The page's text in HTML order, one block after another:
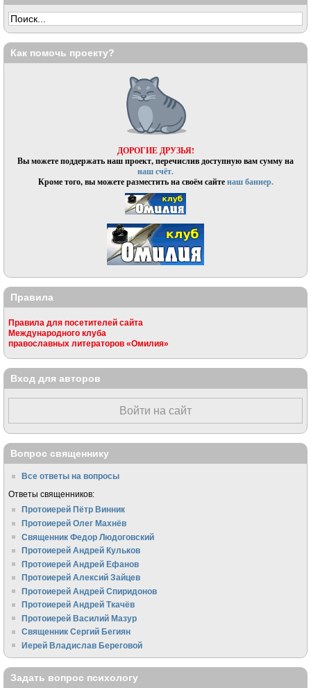
Как помочь проекту?
ДОРОГИЕ ДРУЗЬЯ!
Вы можете поддержать наш проект, перечислив доступную вам сумму на
наш счёт.
Кроме того, вы можете разместить на своём сайтенаш баннер.
Правила
Правила для посетителей сайта
Международного клуба
православных литераторов «Омилия»
Вход для авторов
Войти на сайт
Вопрос священнику
Все ответы на вопросы
Ответы священников:
Протоиерей Пётр Винник
Протоиерей Олег Махнёв
Священник Федор Людоговский
Протоиерей Андрей Кульков
Протоиерей Андрей Ефанов
Протоиерей Алексий Зайцев
Протоиерей Андрей Спиридонов
Протоиерей Андрей Ткачёв
Протоиерей Василий Мазур
Священник Сергий Бегиян
Иерей Владислав Береговой
Задать вопрос психологу